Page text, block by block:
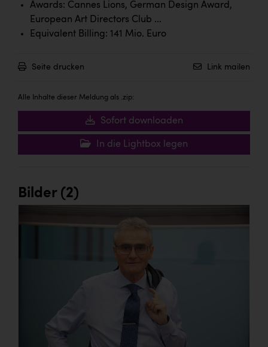
Schwingshandl - automation technology gmbh
Seher + Partner
TRAILOMAT & Cycling Austria
Vorlagenportal
ZULuft - Zukunft Luft Austria
Österreichisches Hebammengremium
Awards: Cannes Lions, German Design Award,
European Art Directors Club ...
Equivalent Billing: 141 Mio. Euro
Seite drucken Link mailen
Alle Inhalte dieser Meldung als .zip:
Sofort downloaden
In die Lightbox legen
Bilder (2)